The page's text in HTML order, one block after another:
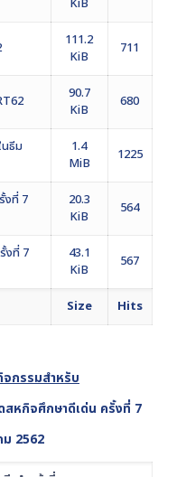
Size Hits
111.2
KiB
711
90.7
KiB
680
ธีม
1.4
MiB
1225
งที่ 7
20.3
KiB
564
งที่ 7
43.1
KiB
567
กรรมสำหรับ
สหกิจศึกษาดีเด่น ครั้งที่ 7
2562